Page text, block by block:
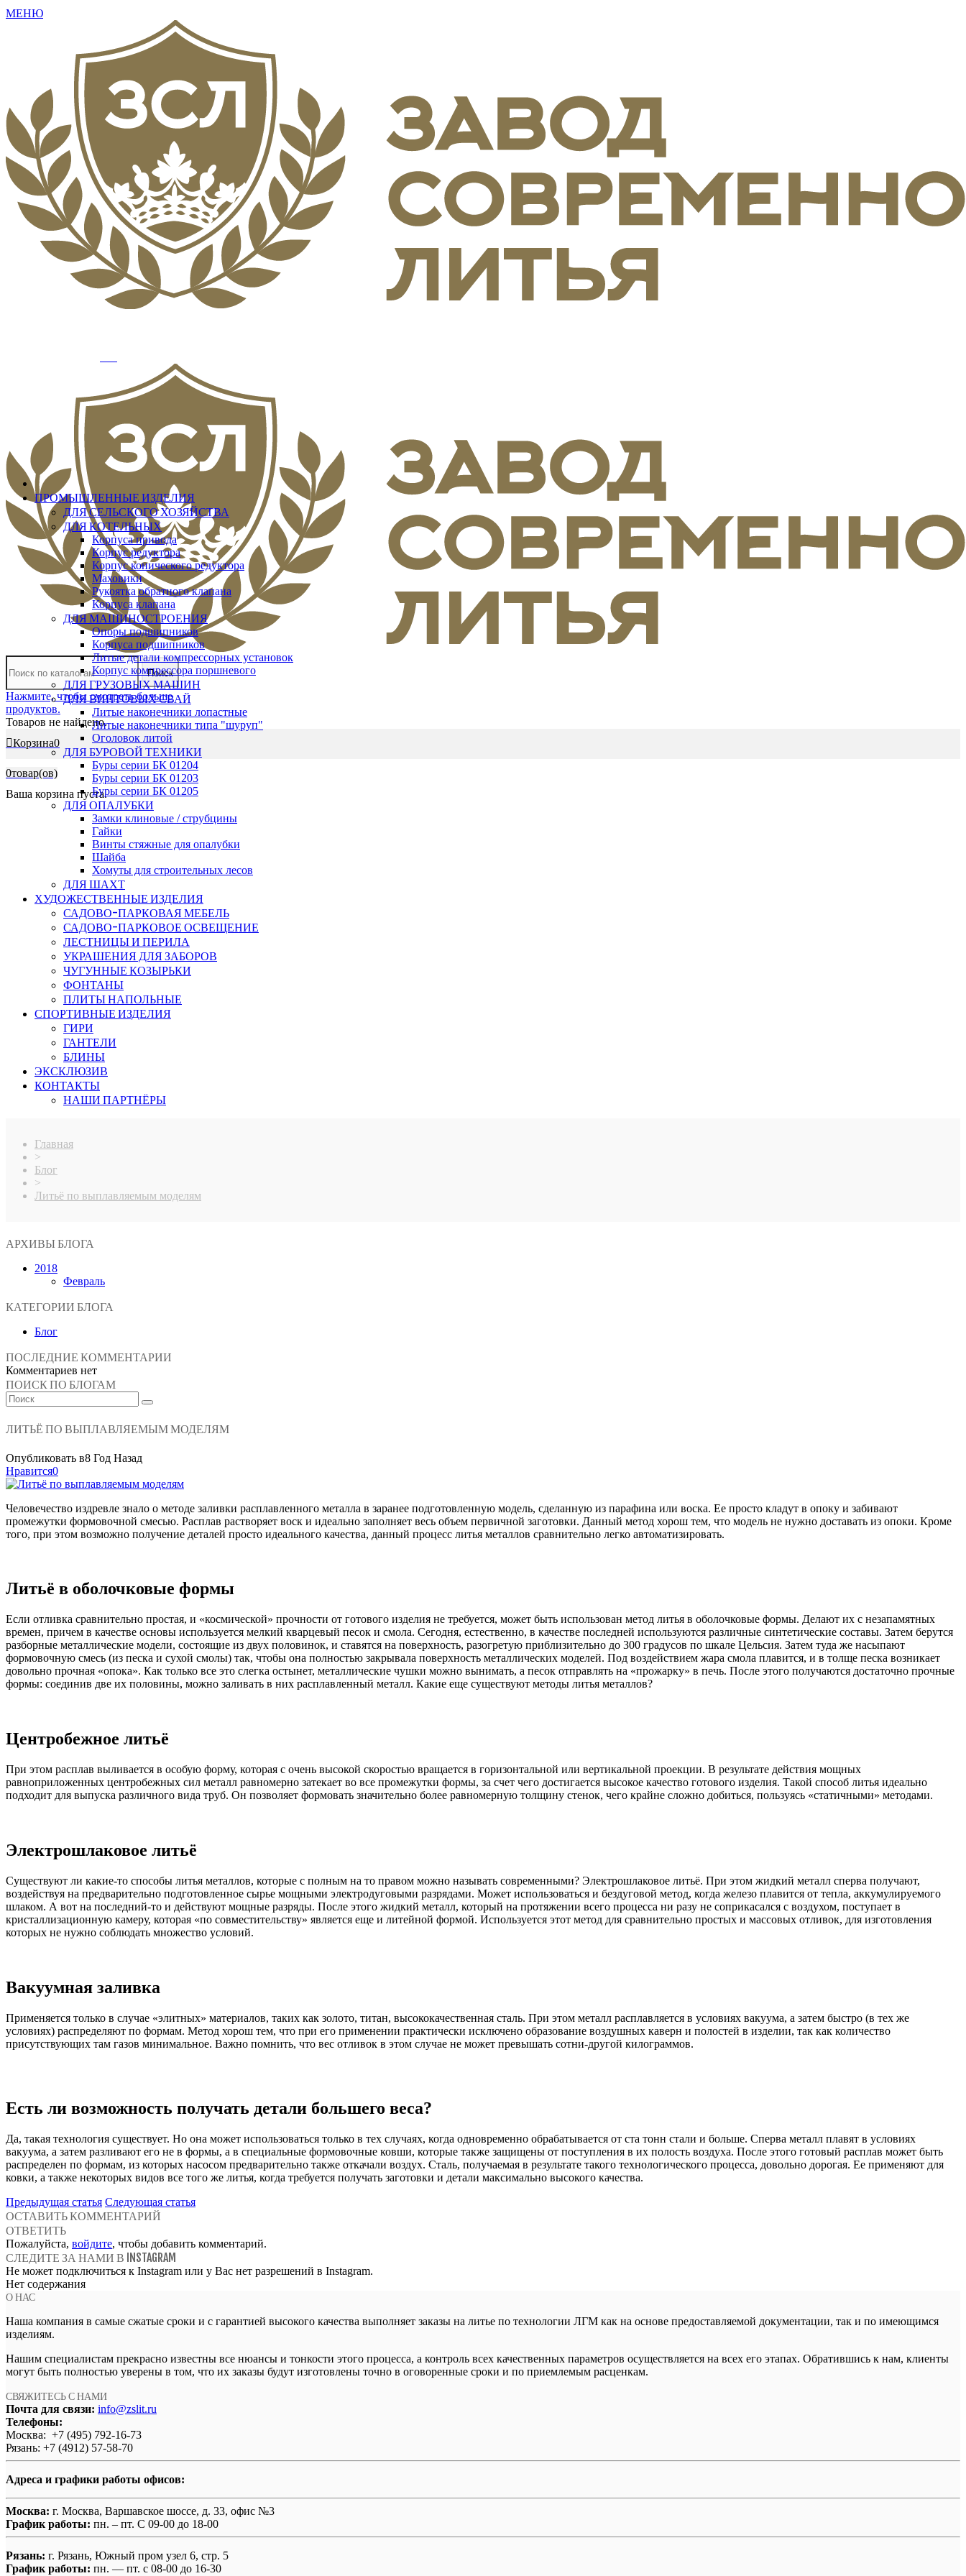
МЕНЮ
Поиск
Нажмите, чтобы смотреть больше
продуктов.
Товаров не найдено.
Корзина0
0товар(ов)
Ваша корзина пуста.
ПРОМЫШЛЕННЫЕ ИЗДЕЛИЯ
ДЛЯ СЕЛЬСКОГО ХОЗЯЙСТВА
ДЛЯ КОТЕЛЬНЫХ
Корпуса привода
Корпус редуктора
Корпус конического редуктора
Маховики
Рукоятка обратного клапана
Корпуса клапана
ДЛЯ МАШИНОСТРОЕНИЯ
Опоры подшипников
Корпуса подшипников
Литые детали компрессорных установок
Корпус компрессора поршневого
ДЛЯ ГРУЗОВЫХ МАШИН
ДЛЯ ВИНТОВЫХ СВАЙ
Литые наконечники лопастные
Литые наконечники типа "шуруп"
Оголовок литой
ДЛЯ БУРОВОЙ ТЕХНИКИ
Буры серии БК 01204
Буры серии БК 01203
Буры серии БК 01205
ДЛЯ ОПАЛУБКИ
Замки клиновые / струбцины
Гайки
Винты стяжные для опалубки
Шайба
Хомуты для строительных лесов
ДЛЯ ШАХТ
ХУДОЖЕСТВЕННЫЕ ИЗДЕЛИЯ
САДОВО-ПАРКОВАЯ МЕБЕЛЬ
САДОВО-ПАРКОВОЕ ОСВЕЩЕНИЕ
ЛЕСТНИЦЫ И ПЕРИЛА
УКРАШЕНИЯ ДЛЯ ЗАБОРОВ
ЧУГУННЫЕ КОЗЫРЬКИ
ФОНТАНЫ
ПЛИТЫ НАПОЛЬНЫЕ
СПОРТИВНЫЕ ИЗДЕЛИЯ
ГИРИ
ГАНТЕЛИ
БЛИНЫ
ЭКСКЛЮЗИВ
КОНТАКТЫ
НАШИ ПАРТНЁРЫ
Главная
>
Блог
>
Литьё по выплавляемым моделям
АРХИВЫ БЛОГА
2018
Февраль
КАТЕГОРИИ БЛОГА
Блог
ПОСЛЕДНИЕ КОММЕНТАРИИ
Комментариев нет
ПОИСК ПО БЛОГАМ
ЛИТЬЁ ПО ВЫПЛАВЛЯЕМЫМ МОДЕЛЯМ
Опубликовать в8 Год Назад
Нравится0
Человечество издревле знало о методе заливки расплавленного металла в заранее подготовленную модель, сделанную из парафина или воска. Ее просто кладут в опоку и забивают
промежутки формовочной смесью. Расплав растворяет воск и идеально заполняет весь объем первичной заготовки. Данный метод хорош тем, что модель не нужно доставать из опоки. Кроме
того, при этом возможно получение деталей просто идеального качества, данный процесс литья металлов сравнительно легко автоматизировать.
Литьё в оболочковые формы
Если отливка сравнительно простая, и «космической» прочности от готового изделия не требуется, может быть использован метод литья в оболочковые формы. Делают их с незапамятных
времен, причем в качестве основы используется мелкий кварцевый песок и смола. Сегодня, естественно, в качестве последней используются различные синтетические составы. Затем берутся
разборные металлические модели, состоящие из двух половинок, и ставятся на поверхность, разогретую приблизительно до 300 градусов по шкале Цельсия. Затем туда же насыпают
формовочную смесь (из песка и сухой смолы) так, чтобы она полностью закрывала поверхность металлических моделей. Под воздействием жара смола плавится, и в толще песка возникает
довольно прочная «опока». Как только все это слегка остынет, металлические чушки можно вынимать, а песок отправлять на «прожарку» в печь. После этого получаются достаточно прочные
формы: соединив две их половины, можно заливать в них расплавленный металл. Какие еще существуют методы литья металлов?
Центробежное литьё
При этом расплав выливается в особую форму, которая с очень высокой скоростью вращается в горизонтальной или вертикальной проекции. В результате действия мощных
равноприложенных центробежных сил металл равномерно затекает во все промежутки формы, за счет чего достигается высокое качество готового изделия. Такой способ литья идеально
подходит для выпуска различного вида труб. Он позволяет формовать значительно более равномерную толщину стенок, чего крайне сложно добиться, пользуясь «статичными» методами.
Электрошлаковое литьё
Существуют ли какие-то способы литья металлов, которые с полным на то правом можно называть современными? Электрошлаковое литьё. При этом жидкий металл сперва получают,
воздействуя на предварительно подготовленное сырье мощными электродуговыми разрядами. Может использоваться и бездуговой метод, когда железо плавится от тепла, аккумулируемого
шлаком. А вот на последний-то и действуют мощные разряды. После этого жидкий металл, который на протяжении всего процесса ни разу не соприкасался с воздухом, поступает в
кристаллизационную камеру, которая «по совместительству» является еще и литейной формой. Используется этот метод для сравнительно простых и массовых отливок, для изготовления
которых не нужно соблюдать множество условий.
Вакуумная заливка
Применяется только в случае «элитных» материалов, таких как золото, титан, высококачественная сталь. При этом металл расплавляется в условиях вакуума, а затем быстро (в тех же
условиях) распределяют по формам. Метод хорош тем, что при его применении практически исключено образование воздушных каверн и полостей в изделии, так как количество
присутствующих там газов минимальное. Важно помнить, что вес отливок в этом случае не может превышать сотни-другой килограммов.
Есть ли возможность получать детали большего веса?
Да, такая технология существует. Но она может использоваться только в тех случаях, когда одновременно обрабатывается от ста тонн стали и больше. Сперва металл плавят в условиях
вакуума, а затем разливают его не в формы, а в специальные формовочные ковши, которые также защищены от поступления в их полость воздуха. После этого готовый расплав может быть
распределен по формам, из которых насосом предварительно также откачали воздух. Сталь, получаемая в результате такого технологического процесса, довольно дорогая. Ее применяют для
ковки, а также некоторых видов все того же литья, когда требуется получать заготовки и детали максимально высокого качества.
Предыдущая статья Следующая статья
ОСТАВИТЬ КОММЕНТАРИЙ
ОТВЕТИТЬ
Пожалуйста, войдите, чтобы добавить комментарий.
СЛЕДИТЕ ЗА НАМИ В INSTAGRAM
Не может подключиться к Instagram или у Вас нет разрешений в Instagram.
Нет содержания
О НАС
Наша компания в самые сжатые сроки и с гарантией высокого качества выполняет заказы на литье по технологии ЛГМ как на основе предоставляемой документации, так и по имеющимся
изделиям.
Нашим специалистам прекрасно известны все нюансы и тонкости этого процесса, а контроль всех качественных параметров осуществляется на всех его этапах. Обратившись к нам, клиенты
могут быть полностью уверены в том, что их заказы будут изготовлены точно в оговоренные сроки и по приемлемым расценкам.
СВЯЖИТЕСЬ С НАМИ
Почта для связи: info@zslit.ru
Телефоны:
Москва: +7 (495) 792-16-73
Рязань: +7 (4912) 57-58-70
Адреса и графики работы офисов:
Москва: г. Москва, Варшавское шоссе, д. 33, офис №3
График работы: пн. – пт. С 09-00 до 18-00
Рязань: г. Рязань, Южный пром узел 6, стр. 5
График работы: пн. — пт. с 08-00 до 16-30